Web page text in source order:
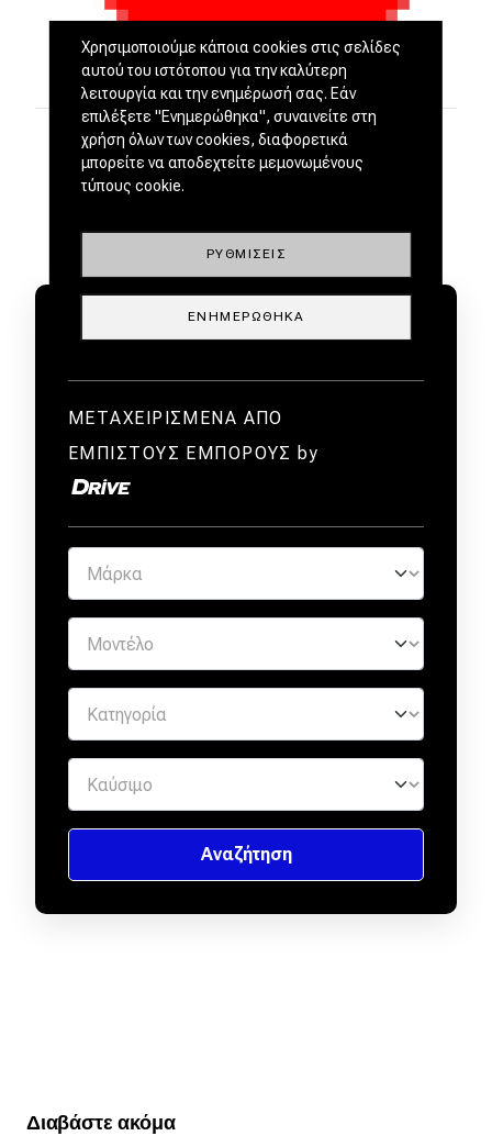
ΜΕΤΑΧΕΙΡΙΣΜΕΝΑ ΑΠΟ
ΕΜΠΙΣΤΟΥΣ ΕΜΠΟΡΟΥΣ by
Διαβάστε ακόμα
Χρησιμοποιούμε κάποια cookies στις σελίδες
αυτού του ιστότοπου για την καλύτερη
λειτουργία και την ενημέρωσή σας. Εάν
επιλέξετε "Ενημερώθηκα", συναινείτε στη
χρήση όλων των cookies, διαφορετικά
μπορείτε να αποδεχτείτε μεμονωμένους
τύπους cookie.
ΡΥΘΜΊΣΕΙΣ
ΕΝΗΜΕΡΏΘΗΚΑ